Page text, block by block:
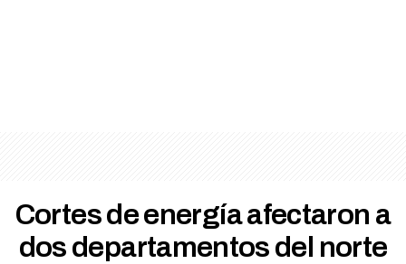
Cortes de energía afectaron a
dos departamentos del norte